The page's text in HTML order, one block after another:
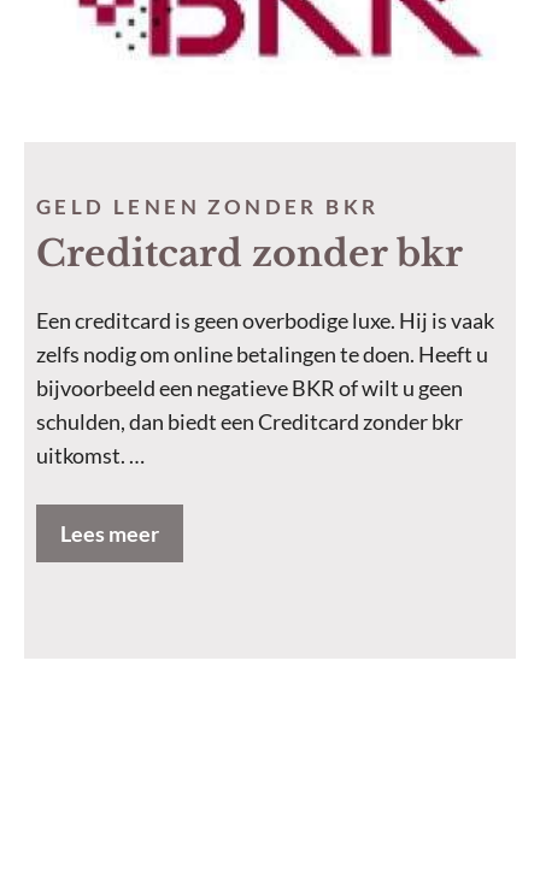
GELD LENEN ZONDER BKR
Creditcard zonder bkr
Een creditcard is geen overbodige luxe. Hij is vaak
zelfs nodig om online betalingen te doen. Heeft u
bijvoorbeeld een negatieve BKR of wilt u geen
schulden, dan biedt een Creditcard zonder bkr
uitkomst. …
Lees meer